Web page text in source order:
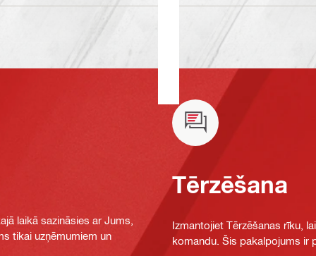
laikā sazināsies ar Jums,
tikai uzņēmumiem un
Tērzēšana
Izmantojiet Tērzēšanas rīku,
komandu. Šis pakalpojums ir